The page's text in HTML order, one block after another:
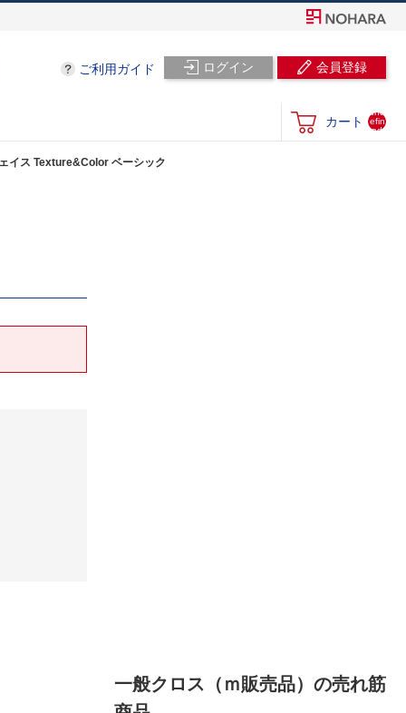
ログイン 会員登録
ご利用ガイド
カート
und
efin
ed
イス Texture&Color ベーシック
一般クロス（ｍ販売品）の売れ筋